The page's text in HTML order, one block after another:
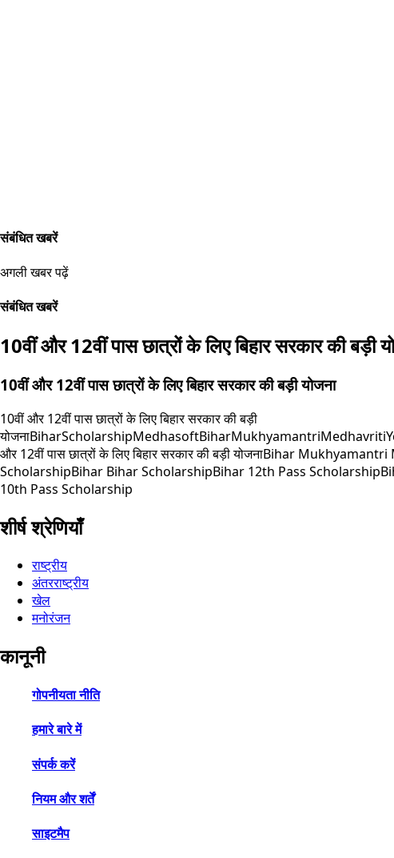
संबंधित खबरें
अगली खबर पढ़ें
संबंधित खबरें
10वीं और 12वीं पास छात्रों के लिए बिहार सरकार की बड़ी
10वीं और 12वीं पास छात्रों के लिए बिहार सरकार की बड़ी योजना
10वीं और 12वीं पास छात्रों के लिए बिहार सरकार की बड़ी
योजनाBiharScholarshipMedhasoftBihar
और 12वीं पास छात्रों के लिए बिहार सरकार की बड़ी योजनाBihar Mukhyamantri
ScholarshipBihar Bihar ScholarshipBihar 12th Pass Scholarship
10th Pass Scholarship
शीर्ष श्रेणियाँ
राष्ट्रीय
अंतरराष्ट्रीय
खेल
मनोरंजन
कानूनी
गोपनीयता नीति
हमारे बारे में
संपर्क करें
नियम और शर्तें
साइटमैप